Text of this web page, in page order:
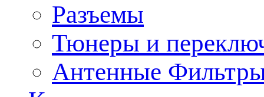
Разъемы
Тюнеры и
Антенные